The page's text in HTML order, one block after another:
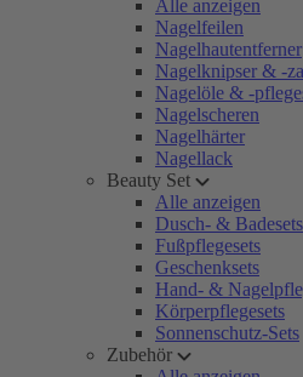
Alle anzeigen
Nagelfeilen
Nagelhautentferner
Nagelknipser & -
Nagelöle & -
Nagelscheren
Nagelhärter
Nagellack
Beauty Set
Alle anzeigen
Dusch- & Badesets
Fußpflegesets
Geschenksets
Hand- &
Körperpflegesets
Sonnenschutz-Sets
Zubehör